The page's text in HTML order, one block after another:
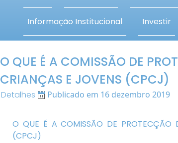
Informação Institucional Investir
O QUE É A COMISSÃO DE
CRIANÇAS E JOVENS (CPCJ)
Detalhes Publicado em 16 dezembro 2019
O QUE É A COMISSÃO DE PROTECÇÃO
(CPCJ)